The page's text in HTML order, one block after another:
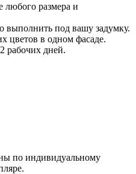
любого размера и
выполнить под вашу задумку.
цветов в одном фасаде.
рабочих дней.
по индивидуальному